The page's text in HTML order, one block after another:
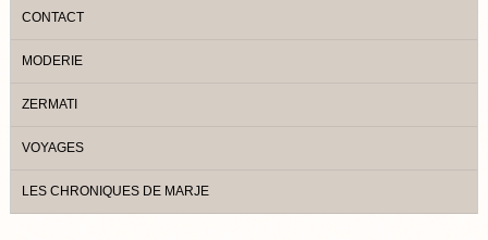
CONTACT
MODERIE
ZERMATI
VOYAGES
LES CHRONIQUES DE MARJE